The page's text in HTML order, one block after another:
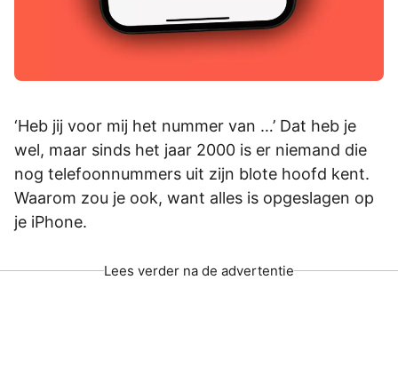
‘Heb jij voor mij het nummer van …’ Dat heb je
wel, maar sinds het jaar 2000 is er niemand die
nog telefoonnummers uit zijn blote hoofd kent.
Waarom zou je ook, want alles is opgeslagen op
je iPhone.
Lees verder na de advertentie